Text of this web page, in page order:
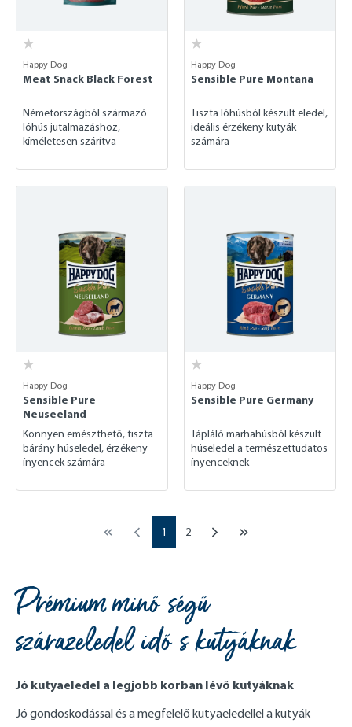
Happy Dog
Meat Snack Black Forest
Németországból származó
lóhús jutalmazáshoz,
kíméletesen szárítva
Happy Dog
Sensible Pure Montana
Tiszta lóhúsból készült eledel,
ideális érzékeny kutyák
számára
Happy Dog
Sensible Pure
Neuseeland
Könnyen emészthető, tiszta
bárány húseledel, érzékeny
ínyencek számára
Happy Dog
Sensible Pure Germany
Tápláló marhahúsból készült
húseledel a természettudatos
ínyenceknek
Page
1 Page
2
Prémium minőségű
szárazeledel idős kutyáknak
Jó kutyaeledel a legjobb korban lévő kutyáknak
Jó gondoskodással és a megfelelő kutyaeledellel a kutyák